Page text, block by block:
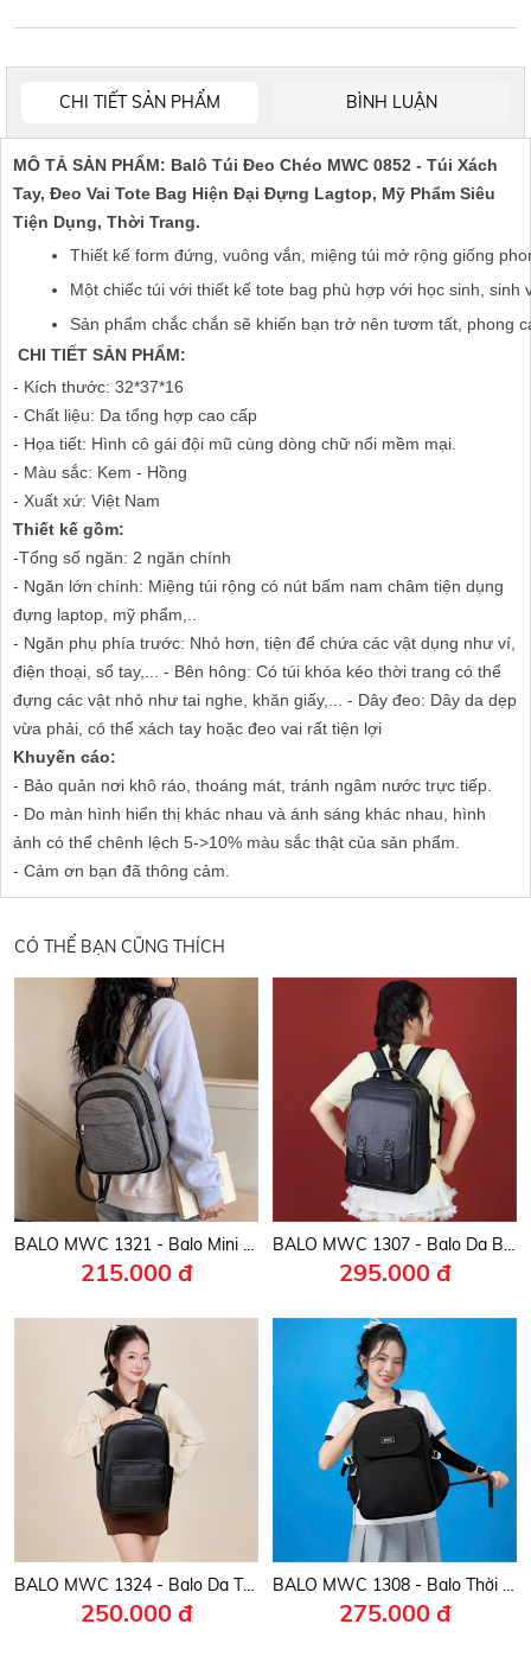
CHI TIẾT SẢN PHẨM BÌNH LUẬN
MÔ TẢ SẢN PHẨM: Balô Túi Đeo Chéo MWC 0852 - Túi Xách
Tay, Đeo Vai Tote Bag Hiện Đại Đựng Lagtop, Mỹ Phẩm Siêu
Tiện Dụng, Thời Trang.
Thiết kế form đứng, vuông vắn, miệng túi mở rộng giống
Một chiếc túi với thiết kế tote bag phù hợp với học sinh,
Sản phẩm chắc chắn sẽ khiến bạn trở nên tươm tất, phong
CHI TIẾT SẢN PHẨM:
- Kích thước: 32*37*16
- Chất liệu: Da tổng hợp cao cấp
- Họa tiết: Hình cô gái đội mũ cùng dòng chữ nổi mềm mại.
- Màu sắc: Kem - Hồng
- Xuất xứ: Việt Nam
Thiết kế gồm:
-Tổng số ngăn: 2 ngăn chính
- Ngăn lớn chính: Miệng túi rộng có nút bấm nam châm tiện dụng
đựng laptop, mỹ phẩm,..
- Ngăn phụ phía trước: Nhỏ hơn, tiện để chứa các vật dụng như ví,
điện thoại, sổ tay,... - Bên hông: Có túi khóa kéo thời trang có thể
đựng các vật nhỏ như tai nghe, khăn giấy,... - Dây đeo: Dây da dẹp
vừa phải, có thể xách tay hoặc đeo vai rất tiện lợi
Khuyến cáo:
- Bảo quản nơi khô ráo, thoáng mát, tránh ngâm nước trực tiếp.
- Do màn hình hiển thị khác nhau và ánh sáng khác nhau, hình
ảnh có thể chênh lệch 5->10% màu sắc thật của sản phẩm.
- Cảm ơn bạn đã thông cảm.
CÓ THỂ BẠN CŨNG THÍCH
BALO MWC 1321 - Balo Mini Phong Cách Hàn Quốc Đi Học, Đi Chơi, Đi Làm Siêu Bền Đẹp, Thời Trang.
215.000 đ
BALO MWC 1307 - Balo Da Bò Thời Trang Hàn Quốc Đi Học, Đi Làm, Du Lịch Cool Ngầu Và Cá Tính.
295.000 đ
BALO MWC 1324 - Balo Da Thời Trang Nam Nữ Mang Thương Hiệu Việt Của Nhà MWC Bền Đẹp, Tiện Dụng.
250.000 đ
BALO MWC 1308 - Balo Thời Trang Hàn Quốc Siêu Nhẹ Tiện Lợi Đi Học, Đi Làm, Đi Du Lịch Gọn Gàng, Năng Động.
275.000 đ